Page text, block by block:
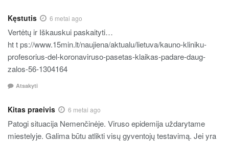
Kęstutis 6 metai ago
Vertėtų ir Iškauskui paskaityti…
ht t ps://www.15min.lt/naujiena/aktualu/lietuva/kauno-kliniku-
profesorius-del-koronaviruso-pasetas-klaikas-padare-daug-
zalos-56-1304164
Atsakyti
Kitas praeivis 6 metai ago
Patogi situacija Nemenčinėje. Viruso epidemija uždarytame
miestelyje. Galima būtu atlikti visų gyventojų testavimą. Jei yra